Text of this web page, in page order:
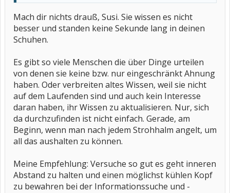
Mach dir nichts drauß, Susi. Sie wissen es nicht
besser und standen keine Sekunde lang in deinen
Schuhen.
Es gibt so viele Menschen die über Dinge urteilen
von denen sie keine bzw. nur eingeschränkt Ahnung
haben. Oder verbreiten altes Wissen, weil sie nicht
auf dem Laufenden sind und auch kein Interesse
daran haben, ihr Wissen zu aktualisieren. Nur, sich
da durchzufinden ist nicht einfach. Gerade, am
Beginn, wenn man nach jedem Strohhalm angelt, um
all das aushalten zu können.
Meine Empfehlung: Versuche so gut es geht inneren
Abstand zu halten und einen möglichst kühlen Kopf
zu bewahren bei der Informationssuche und -